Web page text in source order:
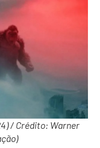
/ Crédito: Warner